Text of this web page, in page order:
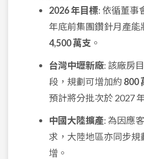
2026 年目標: 依循董事
年底前集團鑽針月產能
4,500 萬支 。
台灣中壢新廠: 該廠房
段，規劃可增加約 800
預計將分批次於 2027
中國大陸擴產: 為因應
求，大陸地區亦同步規
增。